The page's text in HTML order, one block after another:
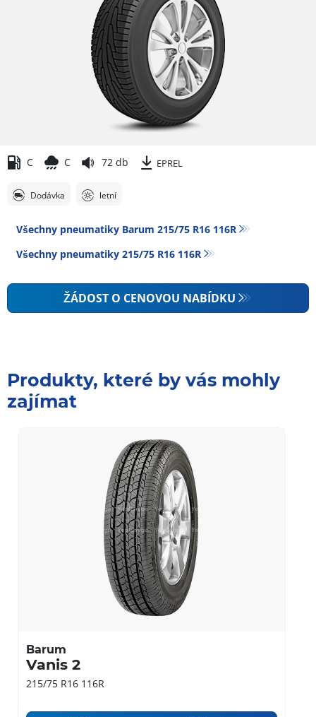
C C 72 db EPREL
Dodávka letní
Všechny pneumatiky Barum 215/75 R16 116R
Všechny pneumatiky‎ 215/75 R16 116R
ŽÁDOST O CENOVOU NABÍDKU
Produkty, které by vás mohly
zajímat
Barum
Vanis 2
215/75 R16 116R